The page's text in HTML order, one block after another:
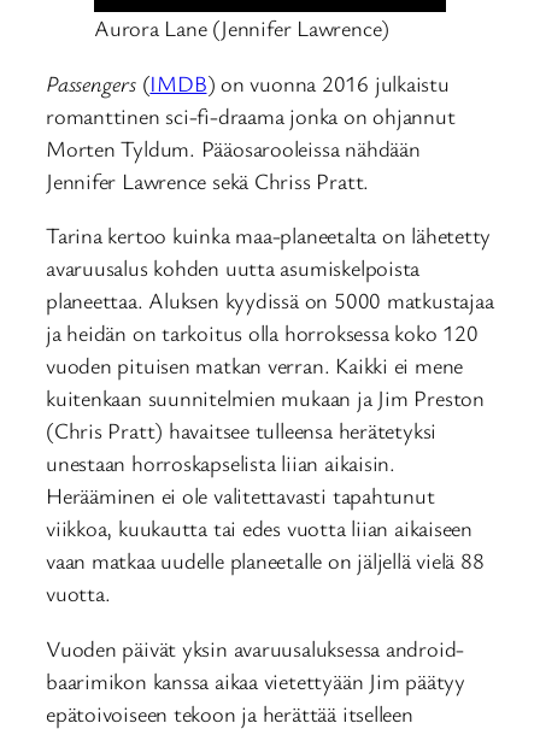
Aurora Lane (Jennifer Lawrence)
Passengers(IMDB) on vuonna 2016 julkaistu
romanttinen sci-fi-draama jonka on ohjannut
Morten Tyldum. Pääosarooleissa nähdään
Jennifer Lawrence sekä Chriss Pratt.
Tarina kertoo kuinka maa-planeetalta on lähetetty
avaruusalus kohden uutta asumiskelpoista
planeettaa. Aluksen kyydissä on 5000 matkustajaa
ja heidän on tarkoitus olla horroksessa koko 120
vuoden pituisen matkan verran. Kaikki ei mene
kuitenkaan suunnitelmien mukaan ja Jim Preston
(Chris Pratt) havaitsee tulleensa herätetyksi
unestaan horroskapselista liian aikaisin.
Herääminen ei ole valitettavasti tapahtunut
viikkoa, kuukautta tai edes vuotta liian aikaiseen
vaan matkaa uudelle planeetalle on jäljellä vielä 88
vuotta.
Vuoden päivät yksin avaruusaluksessa android-
baarimikon kanssa aikaa vietettyään Jim päätyy
epätoivoiseen tekoon ja herättää itselleen